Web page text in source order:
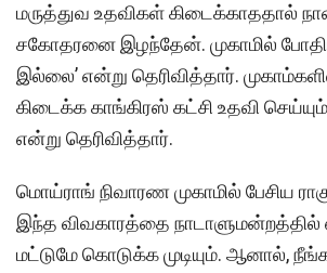
மருத்துவ உதவிகள் கிடைக்காததால்
சகோதரனை இழந்தேன். முகாமில்
இல்லை’ என்று தெரிவித்தார்.
கிடைக்க காங்கிரஸ் கட்சி உதவி
என்று தெரிவித்தார்.
மொய்ராங் நிவாரண முகாமில் பேசிய
இந்த விவகாரத்தை நாடாளுமன்றத்தில்
மட்டுமே கொடுக்க முடியும். ஆனால்,